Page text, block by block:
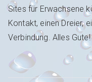
Sites für Erwachsene
Kontakt, einen Dreier,
Verbindung. Alles Gute!